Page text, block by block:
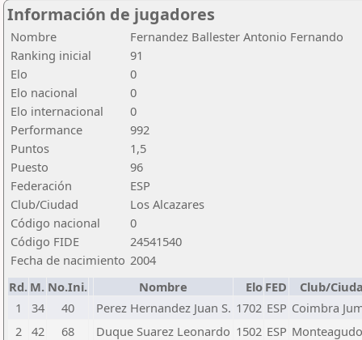
Información de jugadores
Nombre
Fernandez Ballester Antonio Fernando
Ranking inicial
91
Elo
0
Elo nacional
0
Elo internacional
0
Performance
992
Puntos
1,5
Puesto
96
Federación
ESP
Club/Ciudad
Los Alcazares
Código nacional
0
Código FIDE
24541540
Fecha de nacimiento 2004
Rd. M. No.Ini. Nombre Elo FED
Club/
1
34 40 Perez Hernandez Juan S. 1702 ESP Coimbra
2 42 68 Duque Suarez Leonardo 1502 ESP Monteagudo